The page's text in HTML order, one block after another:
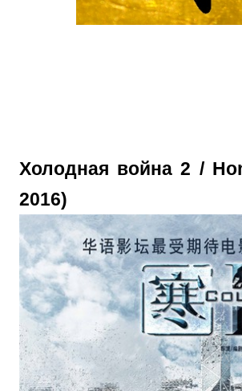
Холодная война 2 /
2016)